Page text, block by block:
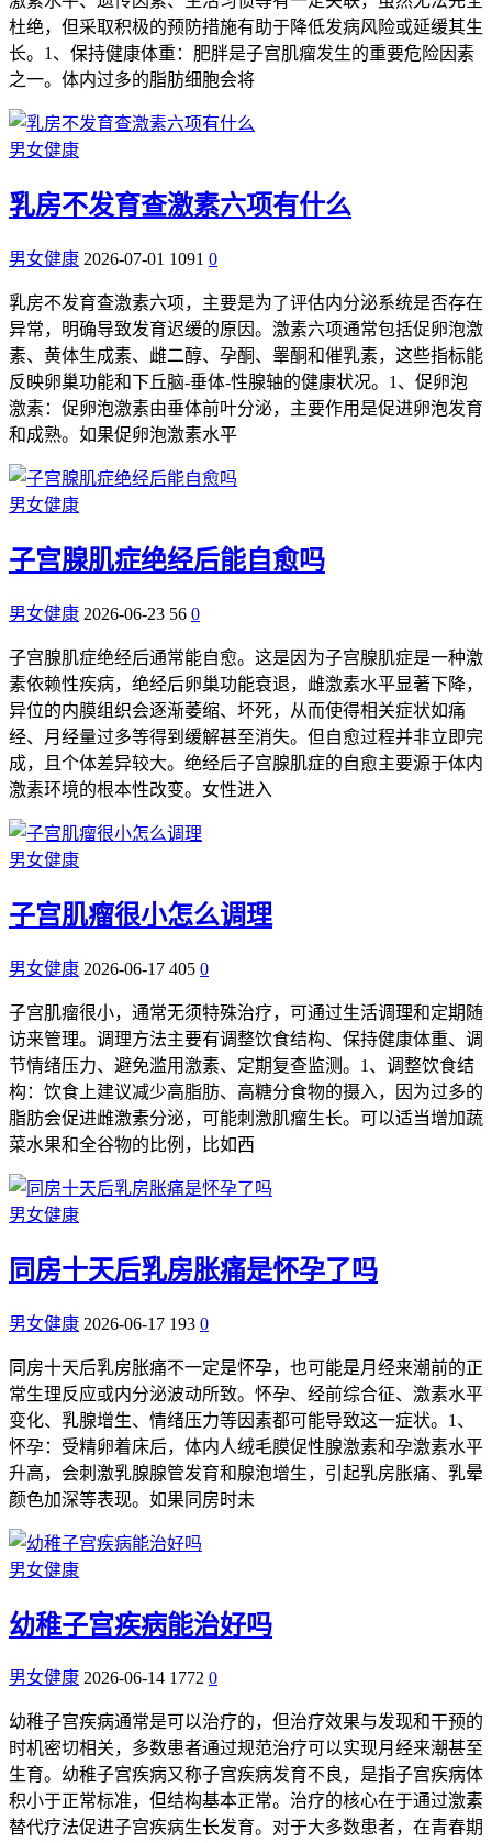
杜绝，但采取积极的预防措施有助于降低发病风险或延缓其生
长。1、保持健康体重：肥胖是子宫肌瘤发生的重要危险因素
之一。体内过多的脂肪细胞会将
男女健康
乳房不发育查激素六项有什么
男女健康 2026-07-01 1091 0
乳房不发育查激素六项，主要是为了评估内分泌系统是否存在
异常，明确导致发育迟缓的原因。激素六项通常包括促卵泡激
素、黄体生成素、雌二醇、孕酮、睾酮和催乳素，这些指标能
反映卵巢功能和下丘脑-垂体-性腺轴的健康状况。1、促卵泡
激素：促卵泡激素由垂体前叶分泌，主要作用是促进卵泡发育
和成熟。如果促卵泡激素水平
男女健康
子宫腺肌症绝经后能自愈吗
男女健康 2026-06-23 56 0
子宫腺肌症绝经后通常能自愈。这是因为子宫腺肌症是一种激
素依赖性疾病，绝经后卵巢功能衰退，雌激素水平显著下降，
异位的内膜组织会逐渐萎缩、坏死，从而使得相关症状如痛
经、月经量过多等得到缓解甚至消失。但自愈过程并非立即完
成，且个体差异较大。绝经后子宫腺肌症的自愈主要源于体内
激素环境的根本性改变。女性进入
男女健康
子宫肌瘤很小怎么调理
男女健康 2026-06-17 405 0
子宫肌瘤很小，通常无须特殊治疗，可通过生活调理和定期随
访来管理。调理方法主要有调整饮食结构、保持健康体重、调
节情绪压力、避免滥用激素、定期复查监测。1、调整饮食结
构：饮食上建议减少高脂肪、高糖分食物的摄入，因为过多的
脂肪会促进雌激素分泌，可能刺激肌瘤生长。可以适当增加蔬
菜水果和全谷物的比例，比如西
男女健康
同房十天后乳房胀痛是怀孕了吗
男女健康 2026-06-17 193 0
同房十天后乳房胀痛不一定是怀孕，也可能是月经来潮前的正
常生理反应或内分泌波动所致。怀孕、经前综合征、激素水平
变化、乳腺增生、情绪压力等因素都可能导致这一症状。1、
怀孕：受精卵着床后，体内人绒毛膜促性腺激素和孕激素水平
升高，会刺激乳腺腺管发育和腺泡增生，引起乳房胀痛、乳晕
颜色加深等表现。如果同房时未
男女健康
幼稚子宫疾病能治好吗
男女健康 2026-06-14 1772 0
幼稚子宫疾病通常是可以治疗的，但治疗效果与发现和干预的
时机密切相关，多数患者通过规范治疗可以实现月经来潮甚至
生育。幼稚子宫疾病又称子宫疾病发育不良，是指子宫疾病体
积小于正常标准，但结构基本正常。治疗的核心在于通过激素
替代疗法促进子宫疾病生长发育。对于大多数患者，在青春期